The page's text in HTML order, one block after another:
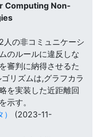
Computing Non-
の非コミュニケーシ
のルールに違反しな
審判に納得させるた
リズムは,グラフカラ
を実装した近距離回
示す。
(2023-11-